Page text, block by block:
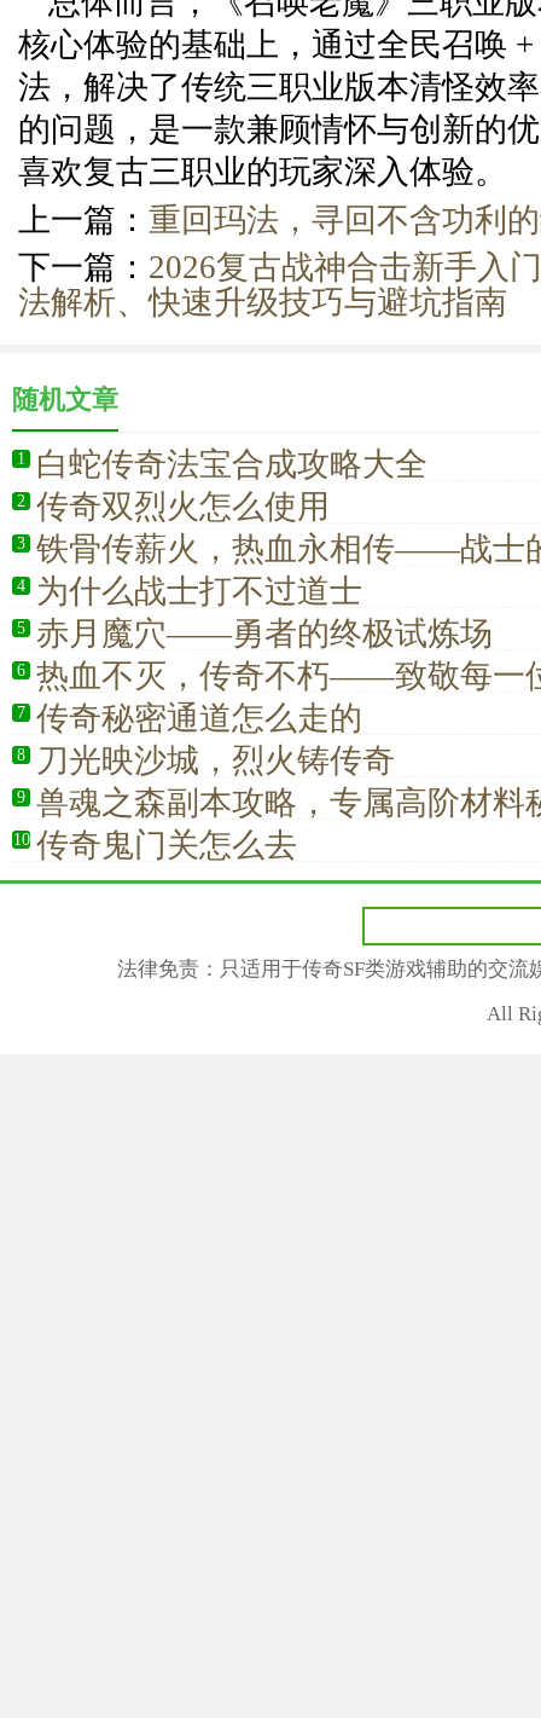
核心体验的基础上，通过全民召唤
法，解决了传统三职业版本清怪效
的问题，是一款兼顾情怀与创新的
喜欢复古三职业的玩家深入体验。
上一篇： 重回玛法，寻回不含功利
下一篇： 2026复古战神合击新手入
法解析、快速升级技巧与避坑指南
随机文章
1 白蛇传奇法宝合成攻略大全
2 传奇双烈火怎么使用
3 铁骨传薪火，热血永相传——战士
4 为什么战士打不过道士
5 赤月魔穴——勇者的终极试炼场
6 热血不灭，传奇不朽——致敬每一
7 传奇秘密通道怎么走的
8 刀光映沙城，烈火铸传奇
9 兽魂之森副本攻略，专属高阶材料
力新高度
10 传奇鬼门关怎么去
法律免责：只适用于传奇SF类游戏辅助的交
All